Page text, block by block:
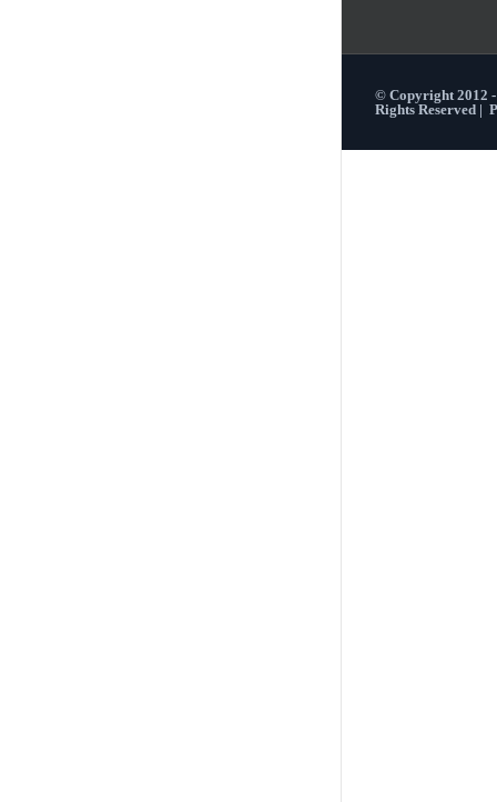
© Copyright 2012
Rights Reserved |